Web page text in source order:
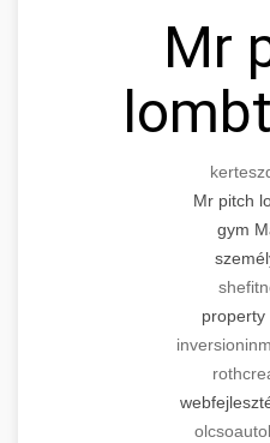
Mr
Mr pitch
gym
property